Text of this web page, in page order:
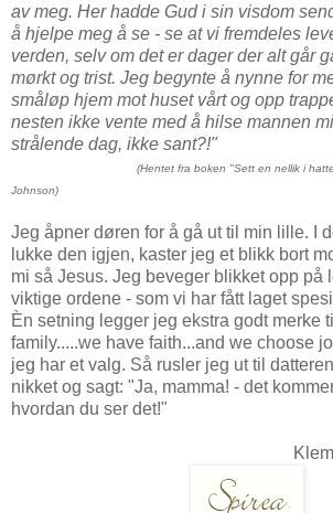
av meg. Her hadde Gud i sin visdom
å hjelpe meg å se - se at vi fremdeles
verden, selv om det er dager der alt går
mørkt og trist. Jeg begynte å nynne for
småløp hjem mot huset vårt og opp
nesten ikke vente med å hilse mannen
strålende dag, ikke sant?!"
(Hentet fra boken "Sett en nellik i hatten og
Johnson)
Jeg åpner døren for å gå ut til min lille. I
lukke den igjen, kaster jeg et blikk bort
mi så Jesus. Jeg beveger blikket opp på
viktige ordene - som vi har fått laget
Èn setning legger jeg ekstra godt merke
family.....we have faith...and we choose
jeg har et valg. Så rusler jeg ut til
nikket og sagt: "Ja, mamma! - det
hvordan du ser det!"